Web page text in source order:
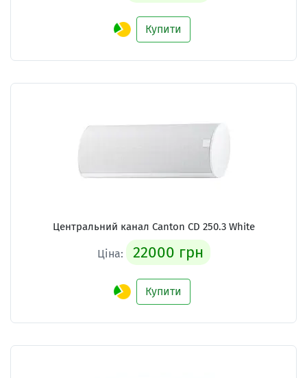
Купити
Центральний канал Canton CD 250.3 White
Ціна: 22000 грн
Купити